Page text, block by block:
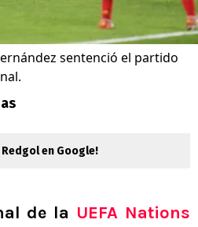
sentenció el partido
en Google!
de la UEFA Nations